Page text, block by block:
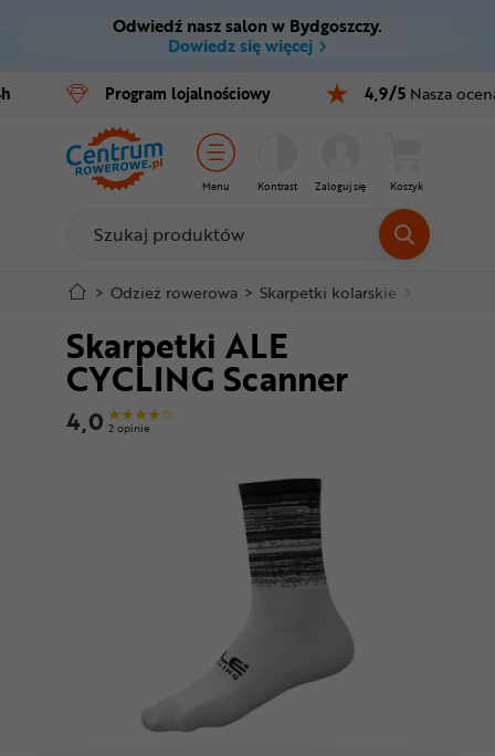
Ctrl M
Menu główne
Informacje o produkcie
Do koszyka
Szczegółowe informacje
Stopka
Mapa strony
Odwiedź nasz salon w Bydgoszczy.
Dowiedz się więcej
Program lojalnościowy 4,9/5 Nasza
Menu Kontrast Zaloguj się Koszyk
Rowery
E-bike
Części
Akcesoria
Odzież
Kaski
Buty
> Odzież rowerowa > Skarpetki kolarskie >
Skarpetki ALE
CYCLING Scanner
4,0 2 opinie